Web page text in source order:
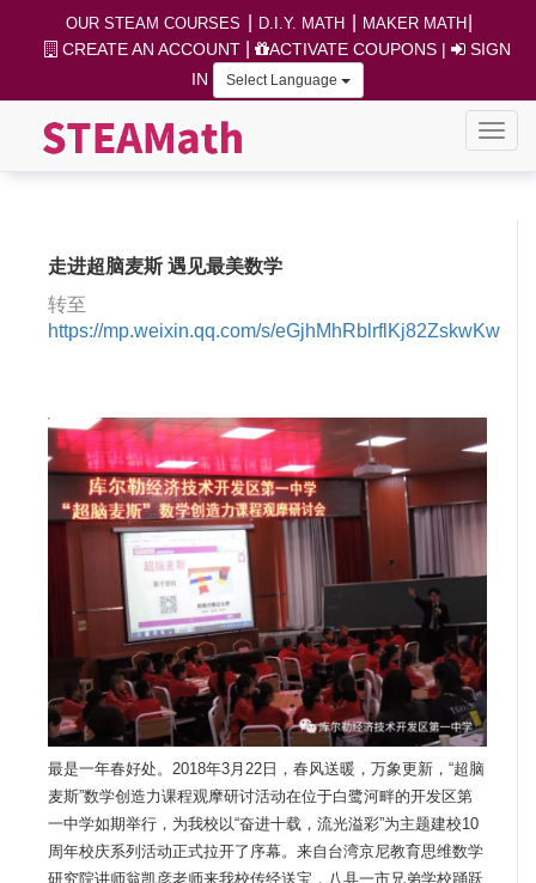
OUR STEAM COURSES D.I.Y. MATH MAKER MATH
CREATE AN ACCOUNT| ACTIVATE COUPONS|
SIGN
IN
Select Language
走进超脑麦斯 遇见最美数学
转至
https://mp.weixin.qq.com/s/eGjhMhRblrflKj82ZskwKw
最是一年春好处。2018年3月22日，春风送暖，万象更新，“超脑
麦斯”数学创造力课程观摩研讨活动在位于白鹭河畔的开发区第
一中学如期举行，为我校以“奋进十载，流光溢彩”为主题建校10
周年校庆系列活动正式拉开了序幕。来自台湾京尼教育思维数学
研究院讲师翁凯彦老师来我校传经送宝，八县一市兄弟学校踊跃